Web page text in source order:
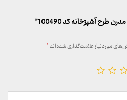
آشپزخانه کد 100490”
موردنیاز علامت‌گذاری شده‌اند*